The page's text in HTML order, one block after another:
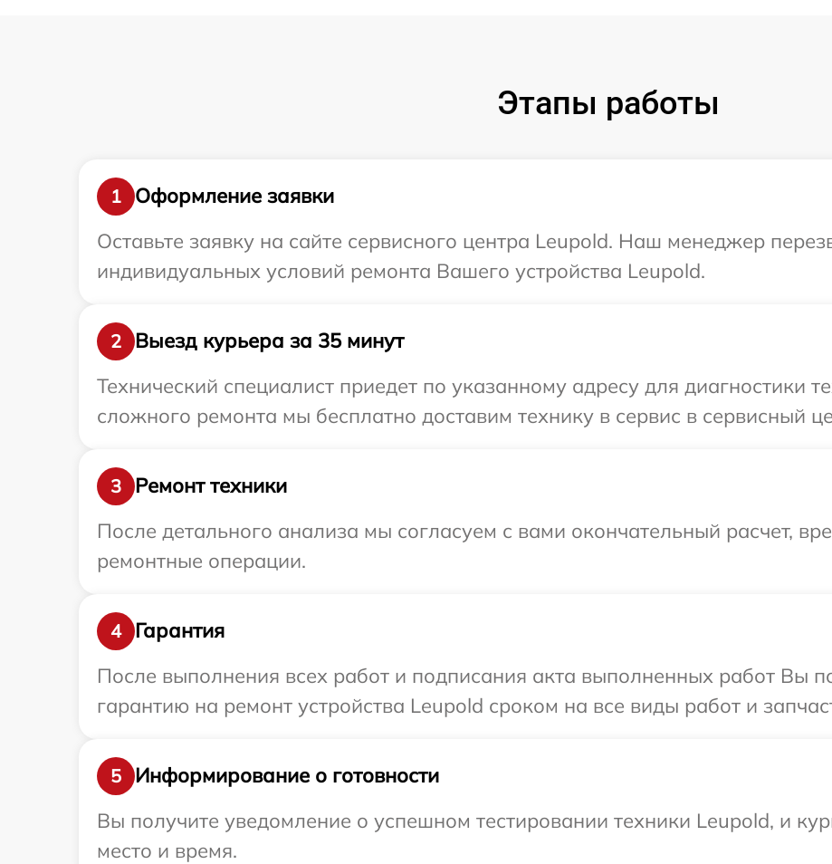
Этапы работы
1
Оформление заявки
Оставьте заявку на сайте сервисного центра Leupold. Наш менеджер
индивидуальных условий ремонта Вашего устройства Leupold.
2
Выезд курьера за 35 минут
Технический специалист приедет по указанному адресу для диагностики
сложного ремонта мы бесплатно доставим технику в сервис в сервисный
3
Ремонт техники
После детального анализа мы согласуем с вами окончательный расчет,
ремонтные операции.
4
Гарантия
После выполнения всех работ и подписания акта выполненных работ Вы
гарантию на ремонт устройства Leupold сроком на все виды работ и
5
Информирование о готовности
Вы получите уведомление о успешном тестировании техники Leupold, и
место и время.